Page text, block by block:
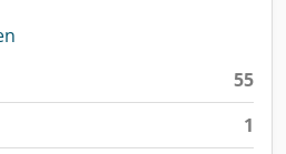
55
1